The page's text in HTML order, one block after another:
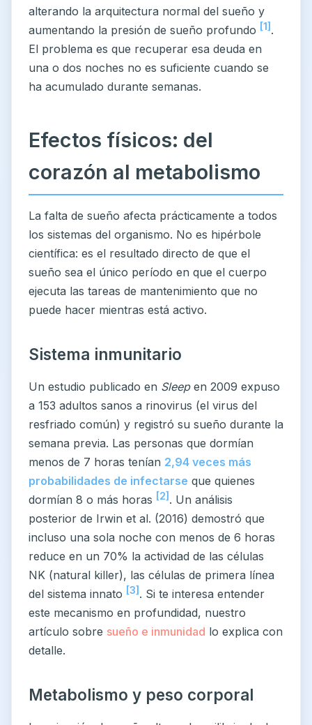
alterando la arquitectura normal del sueño y
aumentando la presión de sueño profundo [1] .
El problema es que recuperar esa deuda en
una o dos noches no es suficiente cuando se
ha acumulado durante semanas.
Efectos físicos: del
corazón al metabolismo
La falta de sueño afecta prácticamente a todos
los sistemas del organismo. No es hipérbole
científica: es el resultado directo de que el
sueño sea el único período en que el cuerpo
ejecuta las tareas de mantenimiento que no
puede hacer mientras está activo.
Sistema inmunitario
Un estudio publicado en Sleepen 2009 expuso
a 153 adultos sanos a rinovirus (el virus del
resfriado común) y registró su sueño durante la
semana previa. Las personas que dormían
menos de 7 horas tenían 2,94 veces más
probabilidades de infectarse que quienes
dormían 8 o más horas [2] . Un análisis
posterior de Irwin et al. (2016) demostró que
incluso una sola noche con menos de 6 horas
reduce en un 70% la actividad de las células
NK (natural killer), las células de primera línea
del sistema innato [3] . Si te interesa entender
este mecanismo en profundidad, nuestro
artículo sobre sueño e inmunidad lo explica con
detalle.
Metabolismo y peso corporal